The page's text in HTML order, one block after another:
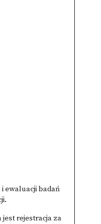
ewaluacji badań
jest rejestracja za